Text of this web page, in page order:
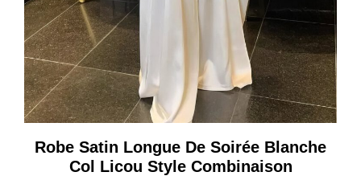
Robe Satin Longue De Soirée Blanche
Col Licou Style Combinaison